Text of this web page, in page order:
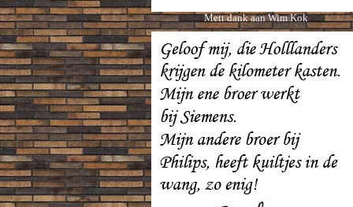
Mett dank aan Wim Kok